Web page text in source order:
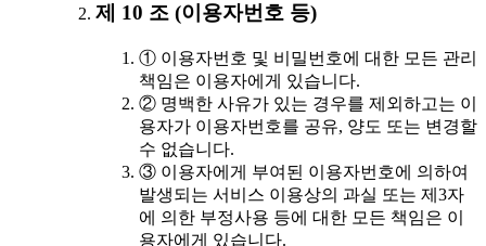
제 10 조 (이용자번호 등)
① 이용자번호 및 비밀번호에 대한 모든 관리
책임은 이용자에게 있습니다.
② 명백한 사유가 있는 경우를 제외하고는 이
용자가 이용자번호를 공유, 양도 또는 변경할
수 없습니다.
③ 이용자에게 부여된 이용자번호에 의하여
발생되는 서비스 이용상의 과실 또는 제3자
에 의한 부정사용 등에 대한 모든 책임은 이
용자에게 있습니다.